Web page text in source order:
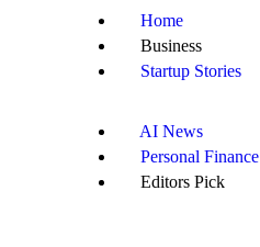
Home
Business
Startup Stories
AI News
Personal Finance
Editors Pick